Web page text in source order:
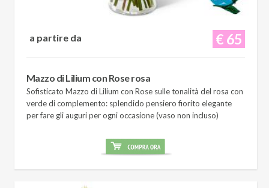
€ 65
a partire da
Mazzo di Lilium con Rose rosa
Sofisticato Mazzo di Lilium con Rose sulle tonalità del rosa con
verde di complemento: splendido pensiero fiorito elegante
per fare gli auguri per ogni occasione (vaso non incluso)